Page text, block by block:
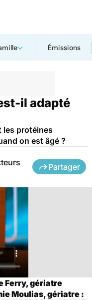
Émissions
il adapté
les protéines
on est âgé ?
Partager
Ferry, gériatre
Moulias, gériatre :